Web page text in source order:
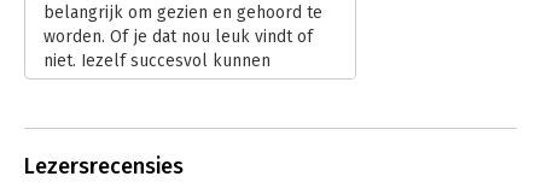
belangrijk om gezien en gehoord te
worden. Of je dat nou leuk vindt of
niet. Jezelf succesvol kunnen
presenteren, als persoon en
vaardigheid die je verder helpt.
Lees verder
Lezersrecensies